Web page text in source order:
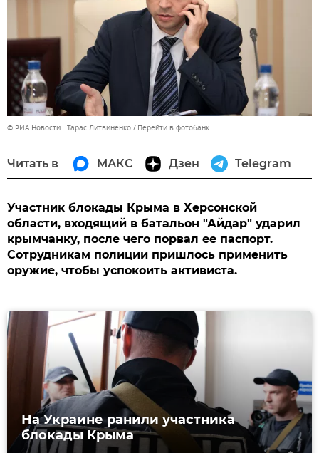
© РИА Новости . Тарас Литвиненко Перейти в фотобанк
Читать в МАКС Дзен Telegram
Участник блокады Крыма в Херсонской
области, входящий в батальон "Айдар" ударил
крымчанку, после чего порвал ее паспорт.
Сотрудникам полиции пришлось применить
оружие, чтобы успокоить активиста.
На Украине ранили участника
блокады Крыма